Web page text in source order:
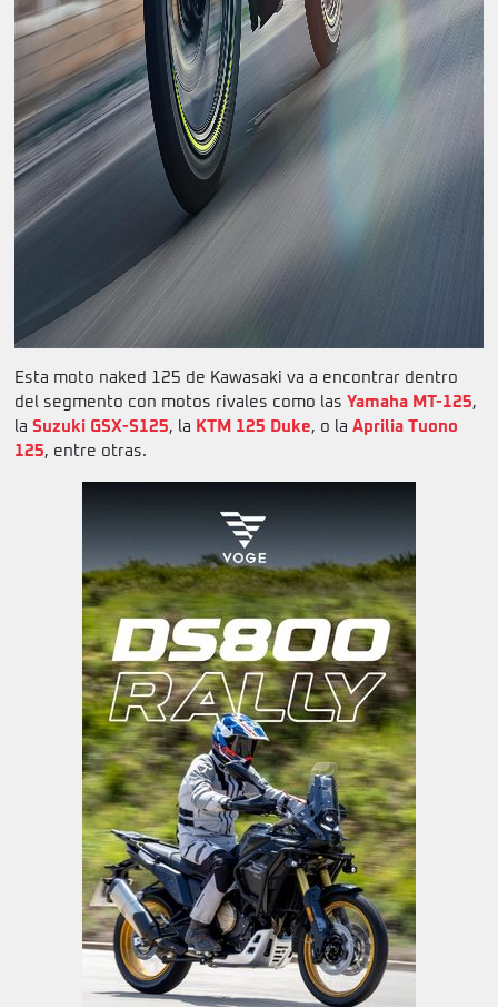
Esta moto naked 125 de Kawasaki va a encontrar dentro
del segmento con motos rivales como las Yamaha MT-125,
la Suzuki GSX-S125, la KTM 125 Duke, o la Aprilia Tuono
125, entre otras.